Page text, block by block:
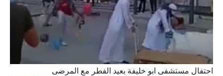
احتفال مستشفى ابو خليفة بعيد الفطر مع المرضى